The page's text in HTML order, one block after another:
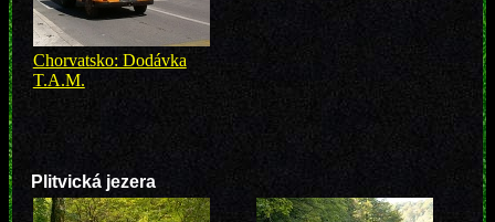
Chorvatsko: Dodávka
T.A.M.
Plitvická jezera